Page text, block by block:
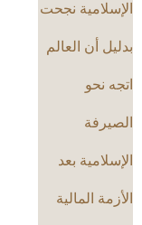
الإسلامية نجحت
بدليل أن العالم
اتجه نحو
الصيرفة
الإسلامية بعد
الأزمة المالية